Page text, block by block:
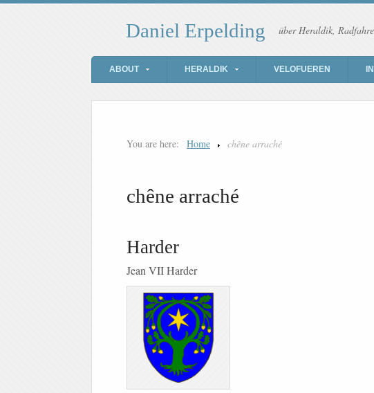
Daniel Erpelding über Heraldik,
ABOUT HERALDIK VELOFUEREN
You are here: Home chêne arraché
chêne arraché
Harder
Jean VII Harder